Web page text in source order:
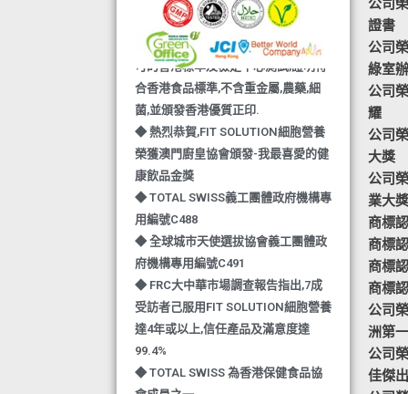
◆ 熱烈恭賀,FIT SOLUTION除獲得嚴
格的國際認證外,更通過香港衛生署認
可的香港標準及檢定中心測試,證明符
合香港食品標準,不含重金屬,農藥,細
菌,並頒發香港優質正印.
◆ 熱烈恭賀,FIT SOLUTION細胞營養
榮獲澳門廚皇協會頒發-我最喜愛的健
康飲品金獎
◆ TOTAL SWISS義工團體政府機構專
用編號C488
◆ 全球城巿天使選拔協會義工團體政
府機構專用編號C491
◆ FRC大中華巿場調查報告指出,7成
受訪者己服用FIT SOLUTION細胞營養
達4年或以上,信任產品及滿意度達
99.4%
◆ TOTAL SWISS 為香港保健食品協
公司
證書
公司
綠室
公司
耀
公司
大獎
公司
業大獎
商標
商標
商標
商標
公司
洲第
公司
佳傑